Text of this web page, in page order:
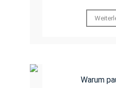
Warum